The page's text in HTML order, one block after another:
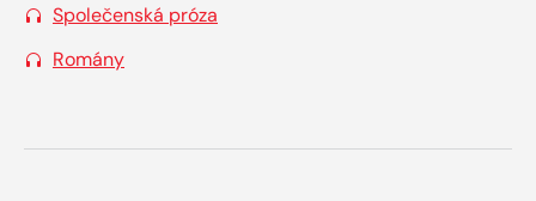
Společenská próza
Romány